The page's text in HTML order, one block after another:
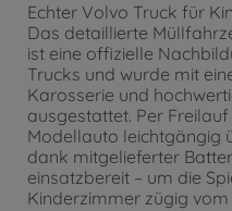
Echter Volvo Truck für
Das detaillierte
ist eine offizielle
Trucks und wurde mit
Karosserie und
ausgestattet. Per
Modellauto leichtgängig
dank mitgelieferter
einsatzbereit – um die
Kinderzimmer zügig vom